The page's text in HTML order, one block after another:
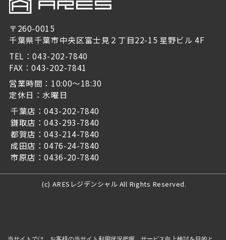
〒260-0015
千葉県千葉市中央区富士見２丁目22-15 星野ビル 4F
TEL：043-202-7840
FAX：043-202-7841
営業時間：10:00～18:30
定休日：水曜日
千葉店：043-202-7840
鎌取店：043-293-7840
都賀店：043-214-7840
成田店：0476-24-7840
市原店：0436-20-7840
(c) ARESレジデンシャル All Rights Reserved.